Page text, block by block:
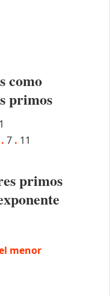
como
primos
. 7 . 11
primos
menor